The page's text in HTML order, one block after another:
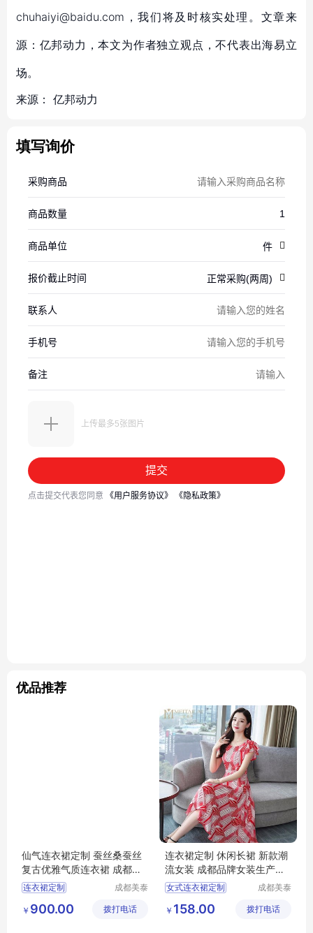
chuhaiyi@baidu.com，我们将及时核实处理。文章来
源：亿邦动力，本文为作者独立观点，不代表出海易立
场。
来源： 亿邦动力
填写询价
优品推荐
仙气连衣裙定制 蚕丝桑蚕丝
复古优雅气质连衣裙 成都品
牌女装生产厂家<厂家定制 量
大价优 >美泰来服饰 大型工
厂欢迎参观
连衣裙定制
成都品牌女装生产厂家
成都美泰
限公司
￥ 900.00 拨打电话
连衣裙定制 休闲长裙 新款潮
流女装 成都品牌女装生产厂
家<厂家定制 量大价优 >美泰
来服饰 大型工厂欢迎参观
女式连衣裙定制
新款潮流女装
成都美泰
限公司
￥ 158.00 拨打电话